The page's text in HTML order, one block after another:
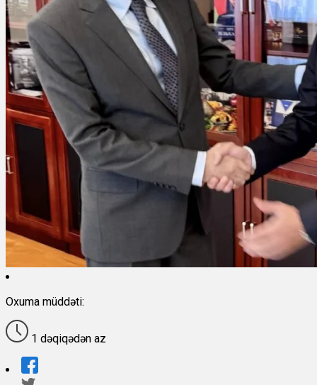
Oxuma müddəti:
1 dəqiqədən az